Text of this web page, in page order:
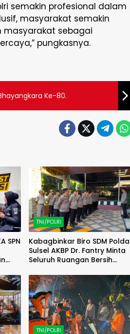
semakin profesional dalam
masyarakat semakin
masyarakat sebagai
pungkasnya.
Ke-80.
SPN
TNI/POLRI
Kabagbinkar Biro SDM Polda
Sulsel AKBP Dr. Fantry Minta
Seluruh Ruangan Bersih
TNI/POLRI